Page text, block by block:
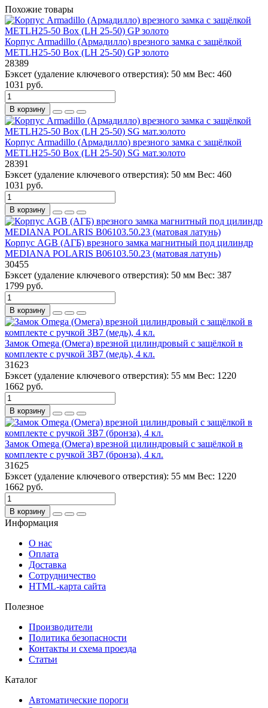
Похожие товары
Корпус Armadillo (Армадилло) врезного замка c защёлкой
METLH25-50 Box (LH 25-50) GP золото
28389
Бэксет (удаление ключевого отверстия): 50 мм Вес: 460
1031 руб.
В корзину
Корпус Armadillo (Армадилло) врезного замка c защёлкой
METLH25-50 Box (LH 25-50) SG мат.золото
28391
Бэксет (удаление ключевого отверстия): 50 мм Вес: 460
1031 руб.
В корзину
Корпус AGB (АГБ) врезного замка магнитный под цилиндр
MEDIANA POLARIS B06103.50.23 (матовая латунь)
30455
Бэксет (удаление ключевого отверстия): 50 мм Вес: 387
1799 руб.
В корзину
Замок Omega (Омега) врезной цилиндровый с защёлкой в
комплекте с ручкой ЗВ7 (медь), 4 кл.
31623
Бэксет (удаление ключевого отверстия): 55 мм Вес: 1220
1662 руб.
В корзину
Замок Omega (Омега) врезной цилиндровый с защёлкой в
комплекте с ручкой ЗВ7 (бронза), 4 кл.
31625
Бэксет (удаление ключевого отверстия): 55 мм Вес: 1220
1662 руб.
В корзину
Информация
О нас
Оплата
Доставка
Сотрудничество
HTML-карта сайта
Полезное
Производители
Политика безопасности
Контакты и схема проезда
Статьи
Каталог
Автоматические пороги